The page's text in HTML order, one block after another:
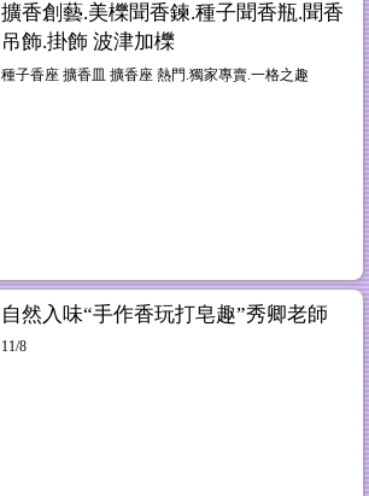
擴香創藝.美櫟聞香鍊.種子聞香瓶.聞香
吊飾.掛飾 波津加櫟
種子香座 擴香皿 擴香座 熱門.獨家專賣.一格之趣
自然入味“手作香玩打皂趣”秀卿老師
11/8